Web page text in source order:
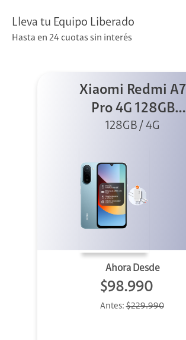
Lleva tu Equipo Liberado
Hasta en 24 cuotas sin interés
Xiaomi Redmi A7
Pro 4G 128GB
Azul + Cargador
128GB / 4G
Ahora Desde
$98.990
Antes:$229.990